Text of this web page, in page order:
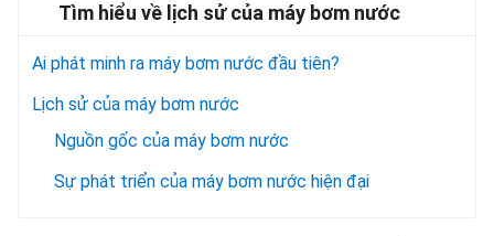
Tìm hiểu về lịch sử của máy bơm nước
Ai phát minh ra máy bơm nước đầu tiên?
Lịch sử của máy bơm nước
Nguồn gốc của máy bơm nước
Sự phát triển của máy bơm nước hiện đại